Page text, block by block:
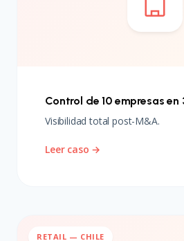
Control de 10 empresas en
Visibilidad total post-M&A.
Leer caso →
RETAIL — CHILE